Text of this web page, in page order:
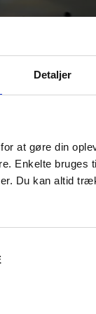
Detaljer
at gøre din
Enkelte bruges
Du kan altid
FUCKED
På en high
træner stiller
på mystisk